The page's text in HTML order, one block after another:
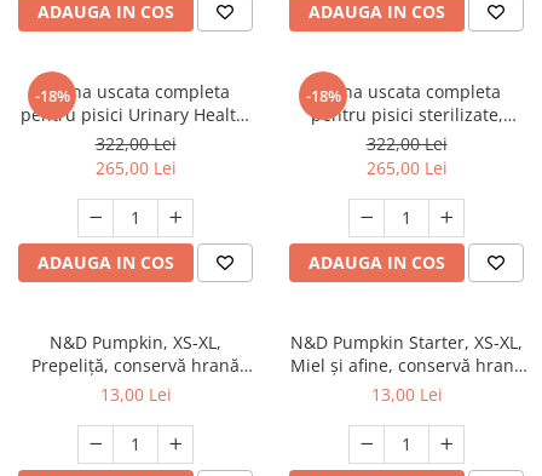
ADAUGA IN COS ADAUGA IN COS
-18%
Hrana uscata completa
pentru pisici Urinary Health,
Premium, Club 4 Paws, 14 kg
322,00 Lei
265,00 Lei
ADAUGA IN COS
-18%
Hrana uscata completa
pentru pisici sterilizate,
Premium, Club 4 PAWS, 14 kg
322,00 Lei
265,00 Lei
ADAUGA IN COS
N&D Pumpkin, XS-XL,
Prepeliță, conservă hrană
umedă fără cereale câini, (în
13,00 Lei
N&D Pumpkin Starter, XS-XL,
Miel și afine, conservă hrană
umedă fără cereale câini
13,00 Lei